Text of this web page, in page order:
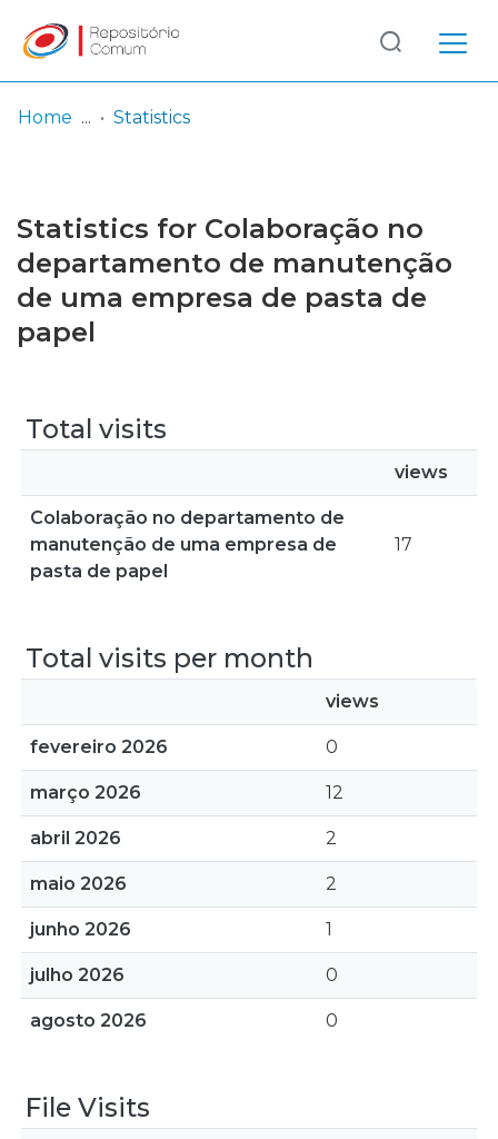
Browse repository
Entities
Log
In
(current)
Home Statistics
Statistics for Colaboração no
departamento de manutenção
de uma empresa de pasta de
papel
Total visits
views
Colaboração no departamento de
manutenção de uma empresa de
pasta de papel
17
Total visits per month
views
fevereiro 2026 0
março 2026 12
abril 2026 2
maio 2026 2
junho 2026 1
julho 2026 0
agosto 2026 0
File Visits